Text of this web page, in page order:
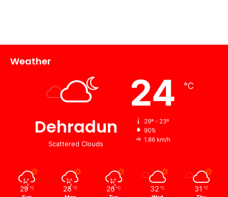
Weather
Dehradun
Scattered Clouds
24 ℃
29º - 23º
90%
1.86 km/h
29 ℃ 28 ℃ 26 ℃ 32 ℃ 31 ℃